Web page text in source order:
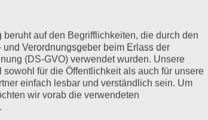
beruht auf den Begrifflichkeiten, die durch den
Verordnungsgeber beim Erlass der
(DS-GVO) verwendet wurden. Unsere
sowohl für die Öffentlichkeit als auch für unsere
einfach lesbar und verständlich sein. Um
wir vorab die verwendeten